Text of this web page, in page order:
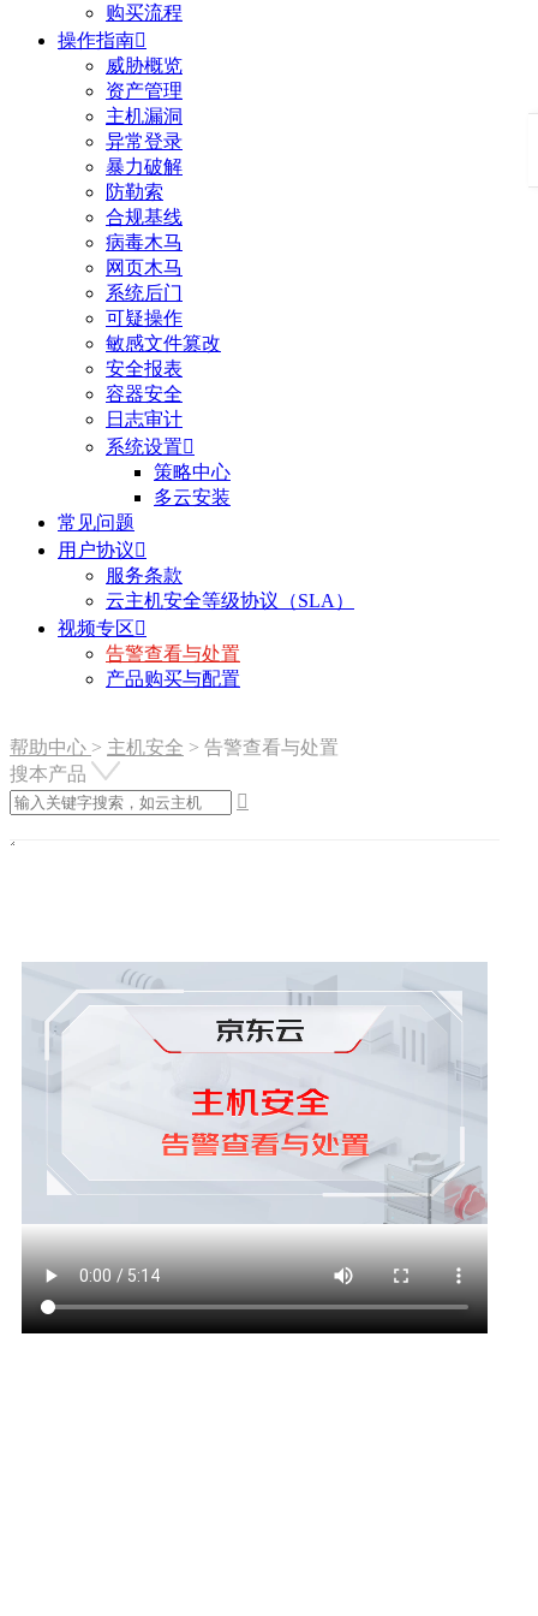
购买流程
操作指南
威胁概览
资产管理
主机漏洞
异常登录
暴力破解
防勒索
合规基线
病毒木马
网页木马
系统后门
可疑操作
敏感文件篡改
安全报表
容器安全
日志审计
系统设置
策略中心
多云安装
常见问题
用户协议
服务条款
云主机安全等级协议（SLA）
视频专区
告警查看与处置
产品购买与配置
帮助中心 > 主机安全 > 告警查看与处置
搜本产品
